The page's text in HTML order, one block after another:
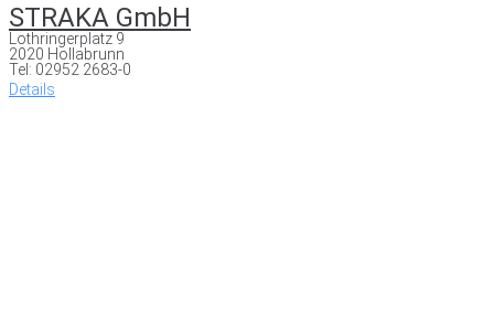
STRAKA GmbH
Lothringerplatz 9
2020 Hollabrunn
Tel: 02952 2683-0
Details